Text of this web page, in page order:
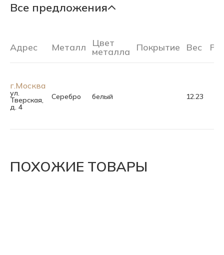
Все предложения
Адрес Металл Цвет
металла Покрытие Вес
г.Москва
ул.
Тверская,
д. 4
Серебро белый 12.23
ПОХОЖИЕ ТОВАРЫ